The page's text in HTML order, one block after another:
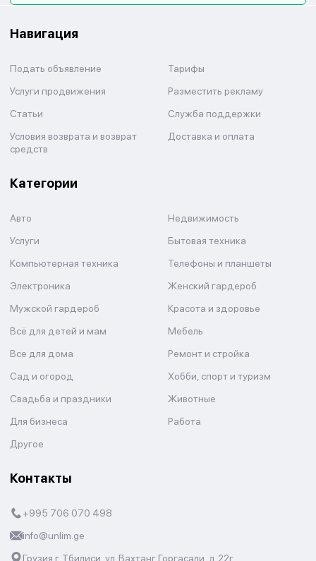
Навигация
Подать объявление
Тарифы
Услуги продвижения
Разместить рекламу
Статьи
Служба поддержки
Условия возврата и возврат
средств
Доставка и оплата
Категории
Авто
Недвижимость
Услуги
Бытовая техника
Компьютерная техника
Телефоны и планшеты
Электроника
Женский гардероб
Мужской гардероб
Красота и здоровье
Всё для детей и мам
Мебель
Все для дома
Ремонт и стройка
Сад и огород
Хобби, спорт и туризм
Свадьба и праздники
Животные
Для бизнеса
Работа
Другое
Контакты
+995 706 070 498
info@unlim.ge
Грузия г. Тбилиси, ул. Вахтанг Горгасали, д.22г.